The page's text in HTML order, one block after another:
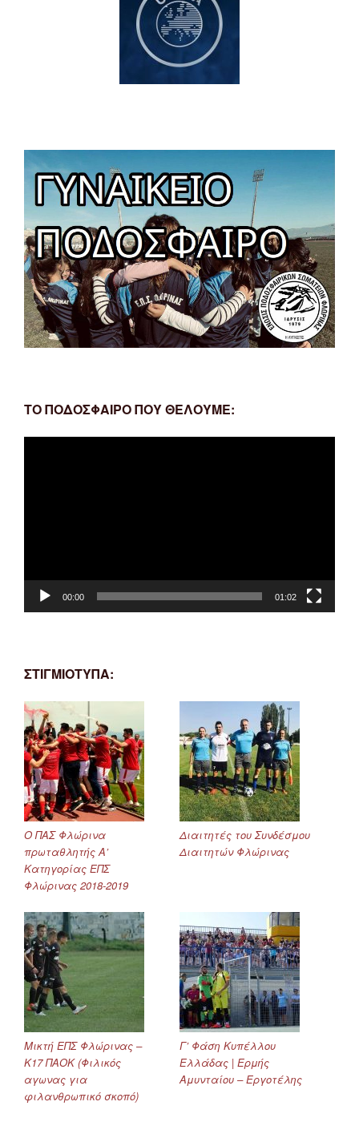
ΤΟ ΠΟΔΟΣΦΑΙΡΟ ΠΟΥ ΘΕΛΟΥΜΕ:
00:00 01:02
ΣΤΙΓΜΙΟΤΥΠΑ:
Ο ΠΑΣ Φλώρινα
πρωταθλητής Α’
Κατηγορίας ΕΠΣ
Φλώρινας 2018-2019
Διαιτητές του Συνδέσμου
Διαιτητών Φλώρινας
Μικτή ΕΠΣ Φλώρινας –
Κ17 ΠΑΟΚ (Φιλικός
αγωνας για
φιλανθρωπικό σκοπό)
Γ’ Φάση Κυπέλλου
Ελλάδας | Ερμής
Αμυνταίου – Εργοτέλης